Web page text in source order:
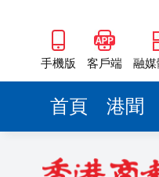
手機版 客戶端 融媒
首頁 港聞